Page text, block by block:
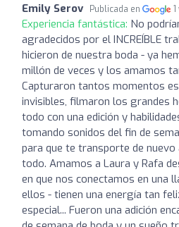
Emily Serov Publicada en
Experiencia fantástica: No
agradecidos por el INCREÍBLE
hicieron de nuestra boda - ya
millón de veces y los amamos
Capturaron tantos momentos
invisibles, filmaron los grandes
todo con una edición y
tomando sonidos del fin de
para que te transporte de nuevo
todo. Amamos a Laura y Rafa
en que nos conectamos en una
ellos - tienen una energía tan
especial... Fueron una adición